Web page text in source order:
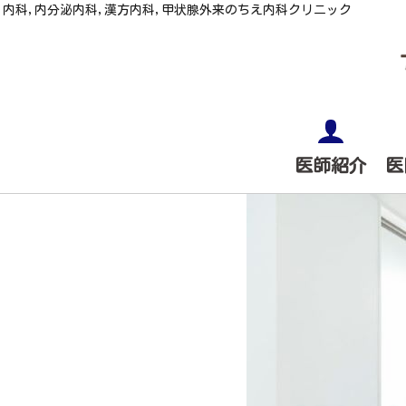
内科,内分泌内科,漢方内科,甲状腺外来のちえ内科クリニック
医師紹介